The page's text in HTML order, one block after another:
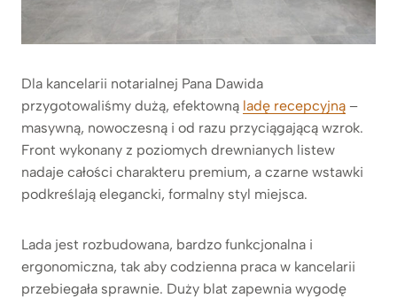
Dla kancelarii notarialnej Pana Dawida
przygotowaliśmy dużą, efektowną ladę recepcyjną –
masywną, nowoczesną i od razu przyciągającą wzrok.
Front wykonany z poziomych drewnianych listew
nadaje całości charakteru premium, a czarne wstawki
podkreślają elegancki, formalny styl miejsca.
Lada jest rozbudowana, bardzo funkcjonalna i
ergonomiczna, tak aby codzienna praca w kancelarii
przebiegała sprawnie. Duży blat zapewnia wygodę